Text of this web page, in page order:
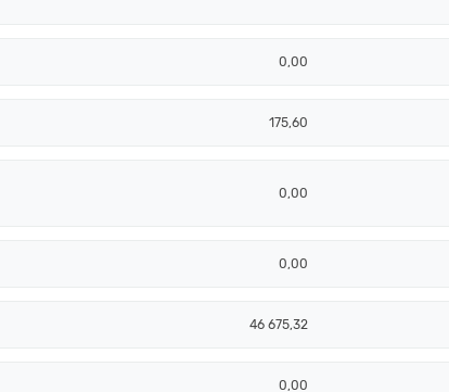
0,00
175,60
0,00
0,00
46 675,32
0,00